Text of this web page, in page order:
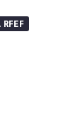
RFEF